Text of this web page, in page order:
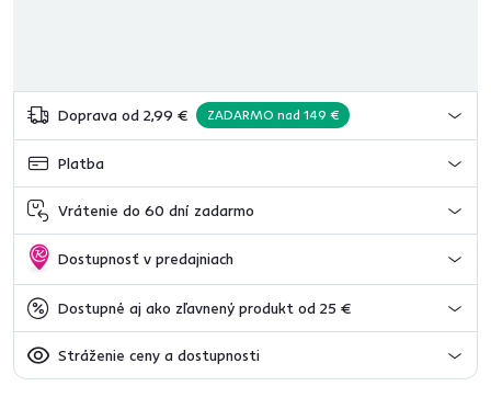
Doprava od 2,99 € ZADARMO nad 149 €
Platba
Vrátenie do 60 dní zadarmo
Dostupnosť v predajniach
Dostupné aj ako zľavnený produkt od 25 €
Stráženie ceny a dostupnosti